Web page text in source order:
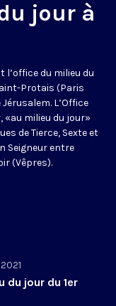
jour à
l’office du milieu du
Protais (Paris
L’Office
«au milieu du jour»
de Tierce, Sexte et
Seigneur entre
(Vêpres).
du jour du 1er